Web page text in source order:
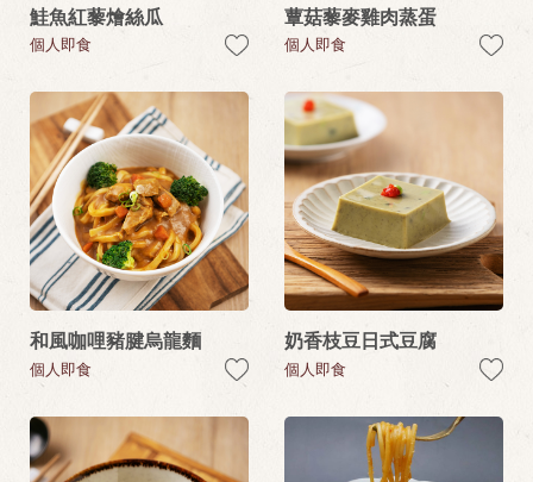
鮭魚紅藜燴絲瓜
個人即食
蕈菇藜麥雞肉蒸蛋
個人即食
和風咖哩豬腱烏龍麵
個人即食
奶香枝豆日式豆腐
個人即食